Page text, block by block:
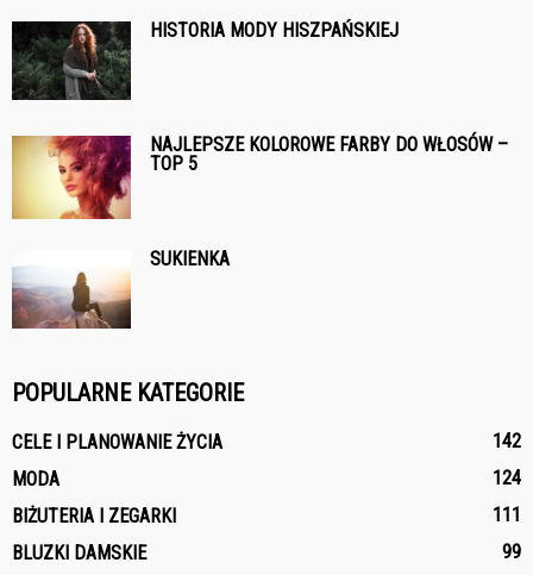
HISTORIA MODY HISZPAŃSKIEJ
NAJLEPSZE KOLOROWE FARBY DO WŁOSÓW –
TOP 5
SUKIENKA
POPULARNE KATEGORIE
CELE I PLANOWANIE ŻYCIA
142
MODA
124
BIŻUTERIA I ZEGARKI
111
BLUZKI DAMSKIE
99